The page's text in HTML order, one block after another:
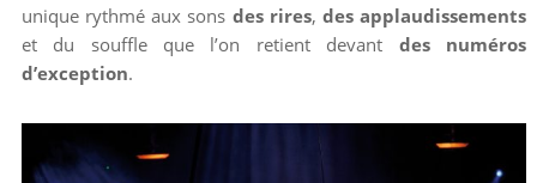
unique rythmé aux sons des rires, des applaudissements
et du souffle que l’on retient devant des numéros
d’exception.